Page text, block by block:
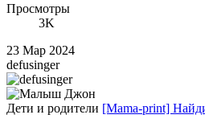
Просмотры
3K
23 Мар 2024
defusinger
Дети и родители [Mama-print]